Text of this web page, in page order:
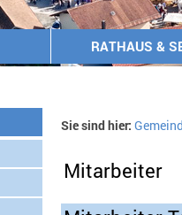
RATHAUS &
Sie sind hier:
Mitarbeiter